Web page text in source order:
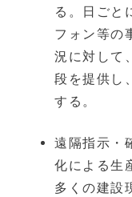
る。日ごと
フォン等の
況に対して
段を提供し
する。
遠隔指示・
化による生
多くの建設